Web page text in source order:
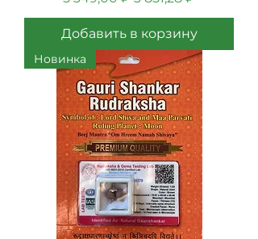
Добавить в корзину
Новинка